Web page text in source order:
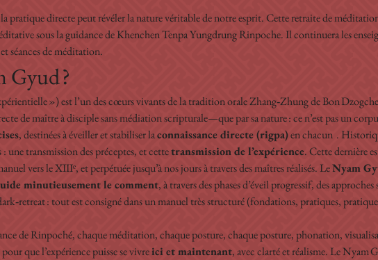
pratique directe peut révéler la nature véritable de notre esprit. Cette retraite de
sous la guidance de Khenchen Tenpa Yungdrung Rinpoche. Il continuera les
séances de méditation.
Gyud ?
») est l’un des cœurs vivants de la tradition orale Zhang‑Zhung de Bon
de maître à disciple sans médiation scripturale—que par sa nature : ce n’est pas un
, destinées à éveiller et stabiliser la connaissance directe (rigpa) en chacun  .
une transmission des préceptes, et cette transmission de l’expérience. Cette dernière
vers le XIIIᵉ, et perpétuée jusqu’à nos jours à travers des maîtres réalisés. Le Nyam
minutieusement le comment, à travers des phases d’éveil progressif, des approches
: tout est consigné dans un manuel très structuré (fondations, pratiques,
de Rinpoché, chaque méditation, chaque posture, chaque posture, phonation,
pour que l’expérience puisse se vivre ici et maintenant, avec clarté et réalisme. Le Nyam